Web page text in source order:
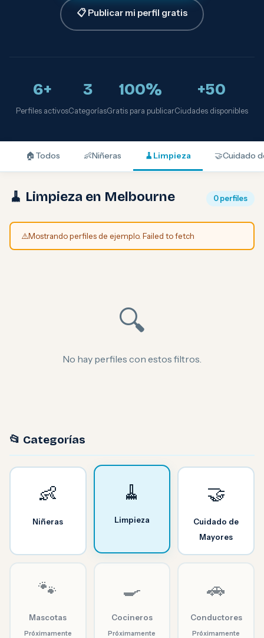
📋 Publicar mi perfil gratis
6+
Perfiles activos
3
Categorías
100%
Gratis para publicar
+50
Ciudades disponibles
🏠 Todos 👶Niñeras 🧹 Limpieza 🤝Cuidado
🧹 Limpieza en Melbourne 0 perfiles
⚠️Mostrando perfiles de ejemplo. Failed to fetch
🔍
No hay perfiles con estos filtros.
📂 Categorías
👶
Niñeras
🧹
Limpieza
🤝
Cuidado de
Mayores
🐾
Mascotas
Próximamente
🍳
Cocineros
Próximamente
🚗
Conductores
Próximamente